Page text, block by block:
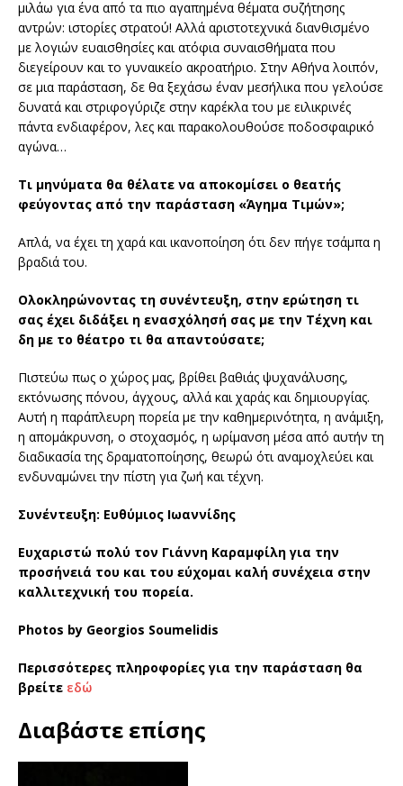
μιλάω για ένα από τα πιο αγαπημένα θέματα συζήτησης
αντρών: ιστορίες στρατού! Αλλά αριστοτεχνικά διανθισμένο
με λογιών ευαισθησίες και ατόφια συναισθήματα που
διεγείρουν και το γυναικείο ακροατήριο. Στην Αθήνα λοιπόν,
σε μια παράσταση, δε θα ξεχάσω έναν μεσήλικα που γελούσε
δυνατά και στριφογύριζε στην καρέκλα του με ειλικρινές
πάντα ενδιαφέρον, λες και παρακολουθούσε ποδοσφαιρικό
αγώνα…
Τι μηνύματα θα θέλατε να αποκομίσει ο θεατής
φεύγοντας από την παράσταση «Άγημα Τιμών»;
Απλά, να έχει τη χαρά και ικανοποίηση ότι δεν πήγε τσάμπα η
βραδιά του.
Ολοκληρώνοντας τη συνέντευξη, στην ερώτηση τι
σας έχει διδάξει η ενασχόλησή σας με την Τέχνη και
δη με το θέατρο τι θα απαντούσατε;
Πιστεύω πως ο χώρος μας, βρίθει βαθιάς ψυχανάλυσης,
εκτόνωσης πόνου, άγχους, αλλά και χαράς και δημιουργίας.
Αυτή η παράπλευρη πορεία με την καθημερινότητα, η ανάμιξη,
η απομάκρυνση, ο στοχασμός, η ωρίμανση μέσα από αυτήν τη
διαδικασία της δραματοποίησης, θεωρώ ότι αναμοχλεύει και
ενδυναμώνει την πίστη για ζωή και τέχνη.
Συνέντευξη: Eυθύμιος Ιωαννίδης
Ευχαριστώ πολύ τον Γιάννη Καραμφίλη για την
προσήνειά του και του εύχομαι καλή συνέχεια στην
καλλιτεχνική του πορεία.
Photos by Georgios Soumelidis
Περισσότερες πληροφορίες για την παράσταση θα
βρείτε εδώ
Διαβάστε επίσης